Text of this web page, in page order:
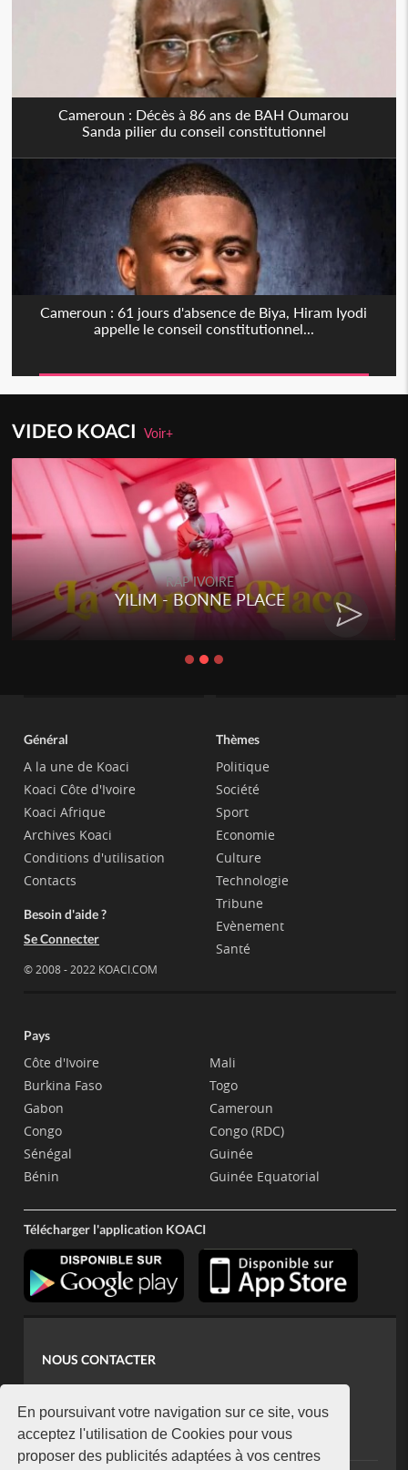
En poursuivant votre navigation sur ce site, vous
acceptez l'utilisation de Cookies pour vous
proposer des publicités adaptées à vos centres
Cameroun : Décès à 86 ans de BAH Oumarou
Sanda pilier du conseil constitutionnel
Cameroun : 61 jours d'absence de Biya, Hiram Iyodi
appelle le conseil constitutionnel...
VIDEO KOACIVoir+
RAP IVOIRE
YILIM - BONNE PLACE
Général
A la une de Koaci
Koaci Côte d'Ivoire
Koaci Afrique
Archives Koaci
Conditions d'utilisation
Contacts
Besoin d'aide ?
Se Connecter
© 2008 - 2022 KOACI.COM
Thèmes
Politique
Société
Sport
Economie
Culture
Technologie
Tribune
Evènement
Santé
Pays
Côte d'Ivoire
Burkina Faso
Gabon
Congo
Sénégal
Bénin
Mali
Togo
Cameroun
Congo (RDC)
Guinée
Guinée Equatorial
Télécharger l'application KOACI
NOUS CONTACTER
koaci@yahoo.fr
+225 07 08 85 52 93